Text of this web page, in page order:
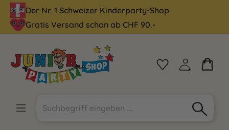
springen
Der Nr. 1 Schweizer Kinderparty-Shop
Gratis Versand schon ab CHF 90.-